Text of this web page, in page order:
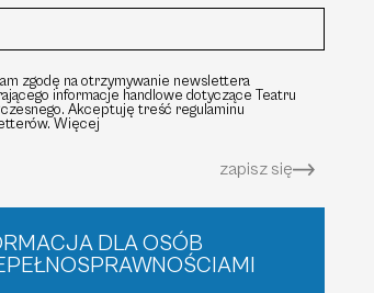
zgodę na otrzymywanie newslettera
informacje handlowe dotyczące Teatru
Akceptuję treść regulaminu
Więcej
zapisz się
DLA OSÓB